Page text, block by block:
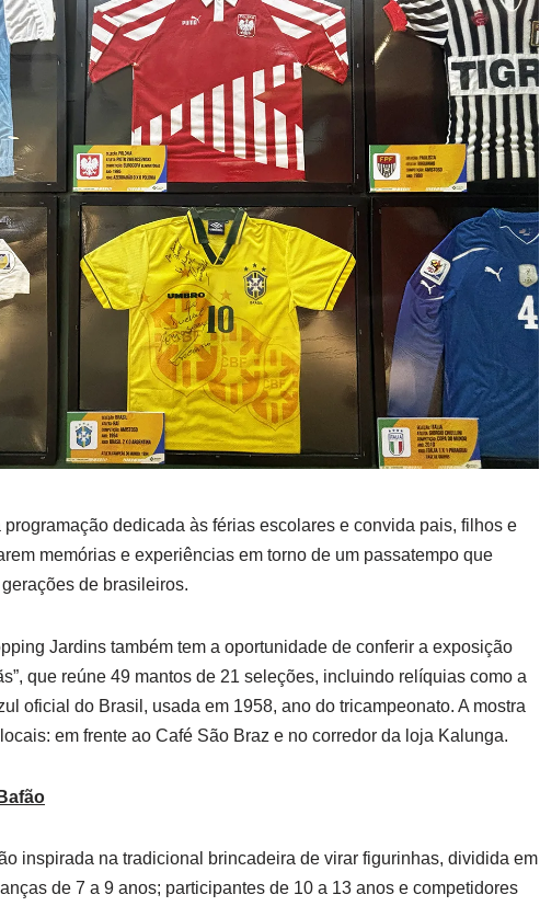
programação dedicada às férias escolares e convida pais, filhos e
memórias e experiências em torno de um passatempo que
de brasileiros.
Jardins também tem a oportunidade de conferir a exposição
que reúne 49 mantos de 21 seleções, incluindo relíquias como a
oficial do Brasil, usada em 1958, ano do tricampeonato. A mostra
em frente ao Café São Braz e no corredor da loja Kalunga.
inspirada na tradicional brincadeira de virar figurinhas, dividida em
de 7 a 9 anos; participantes de 10 a 13 anos e competidores